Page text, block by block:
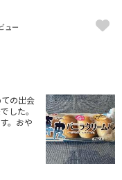
ュー
の出会
した。
。おや